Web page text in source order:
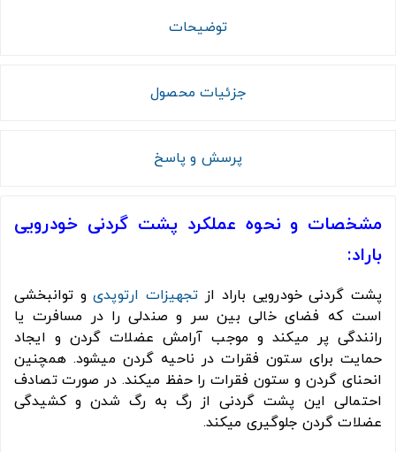
توضیحات
جزئیات محصول
پرسش و پاسخ
مشخصات و نحوه عملکرد پشت گردنی خودرویی
باراد:
پشت گردنی خودرویی باراد از تجهیزات ارتوپدیو توانبخشی
است که فضای خالی بین سر و صندلی را در مسافرت یا
رانندگی پر میکند و موجب آرامش عضلات گردن و ایجاد
حمایت برای ستون فقرات در ناحیه گردن میشود. همچنین
انحنای گردن و ستون فقرات را حفظ میکند. در صورت تصادف
احتمالی این پشت گردنی از رگ به رگ شدن و کشیدگی
عضلات گردن جلوگیری میکند.